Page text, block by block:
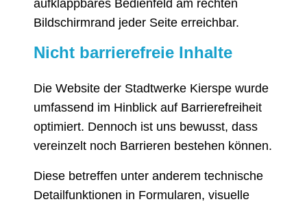
aufklappbares Bedienfeld am rechten
Bildschirmrand jeder Seite erreichbar.
Nicht barrierefreie Inhalte
Die Website der Stadtwerke Kierspe wurde
umfassend im Hinblick auf Barrierefreiheit
optimiert. Dennoch ist uns bewusst, dass
vereinzelt noch Barrieren bestehen können.
Diese betreffen unter anderem technische
Detailfunktionen in Formularen, visuelle